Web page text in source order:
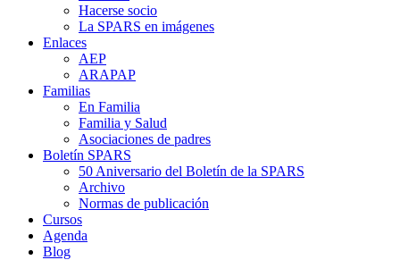
Hacerse socio
La SPARS en imágenes
Enlaces
AEP
ARAPAP
Familias
En Familia
Familia y Salud
Asociaciones de padres
Boletín SPARS
50 Aniversario del Boletín de la SPARS
Archivo
Normas de publicación
Cursos
Agenda
Blog